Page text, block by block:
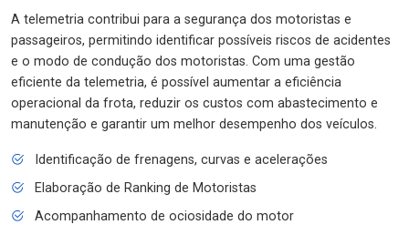
A telemetria contribui para a segurança dos motoristas e
passageiros, permitindo identificar possíveis riscos de acidentes
e o modo de condução dos motoristas. Com uma gestão
eficiente da telemetria, é possível aumentar a eficiência
operacional da frota, reduzir os custos com abastecimento e
manutenção e garantir um melhor desempenho dos veículos.
Identificação de frenagens, curvas e acelerações
Elaboração de Ranking de Motoristas
Acompanhamento de ociosidade do motor